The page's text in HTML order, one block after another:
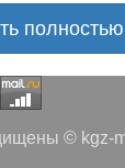
случае
своих старых
лучших
полностью
© kgz-